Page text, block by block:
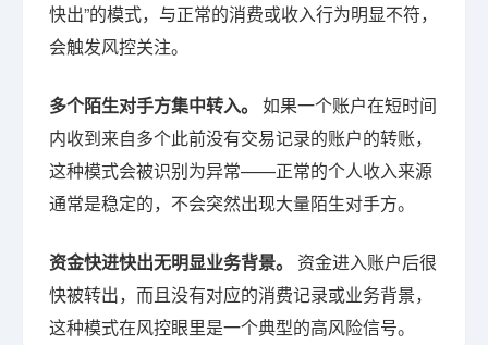
快出”的模式，与正常的消费或收入行为明显不符，
会触发风控关注。
多个陌生对手方集中转入。 如果一个账户在短时间
内收到来自多个此前没有交易记录的账户的转账，
这种模式会被识别为异常——正常的个人收入来源
通常是稳定的，不会突然出现大量陌生对手方。
资金快进快出无明显业务背景。
资金进入账户后很
快被转出，而且没有对应的消费记录或业务背景，
这种模式在风控眼里是一个典型的高风险信号。